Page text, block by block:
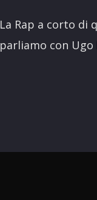
La Rap a corto
parliamo con Ugo